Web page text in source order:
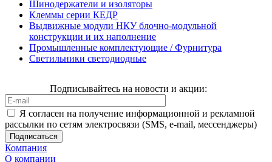
Шинодержатели и изоляторы
Клеммы серии КЕДР
Выдвижные модули НКУ блочно-модульной
конструкции и их наполнение
Промышленные комплектующие / Фурнитура
Светильники светодиодные
Подписывайтесь на новости и акции:
Я согласен на получение информационной и рекламной
рассылки по сетям электросвязи (SMS, e-mail, мессенджеры)
Компания
О компании